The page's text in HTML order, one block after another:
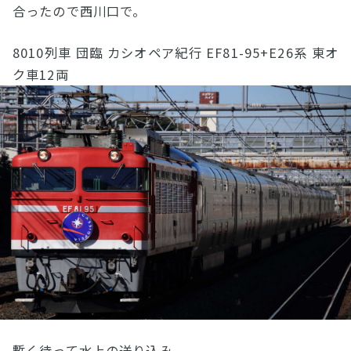
合ったので西川口で。
8010列車 団臨 カシオペア紀行 EF81-95+E26系 東オ
ク車12両